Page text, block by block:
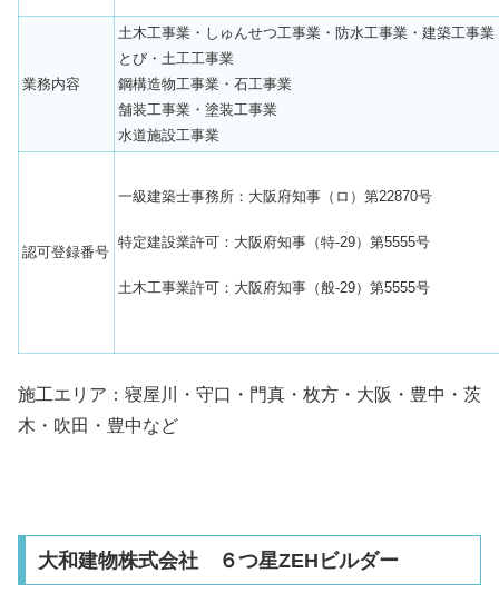
業務内容
土木工事業・しゅんせつ工事業・防水工事業・建築工事業
とび・土工工事業
鋼構造物工事業・石工事業
舗装工事業・塗装工事業
水道施設工事業
認可登録番号
一級建築士事務所：大阪府知事（ロ）第22870号
特定建設業許可：大阪府知事（特-29）第5555号
土木工事業許可：大阪府知事（般-29）第5555号
施工エリア：寝屋川・守口・門真・枚方・大阪・豊中・茨
木・吹田・豊中など
大和建物株式会社 ６つ星ZEHビルダー